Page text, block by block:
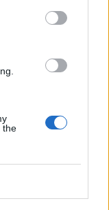
the
εξάμηνο
του Sir
η
στήριξης